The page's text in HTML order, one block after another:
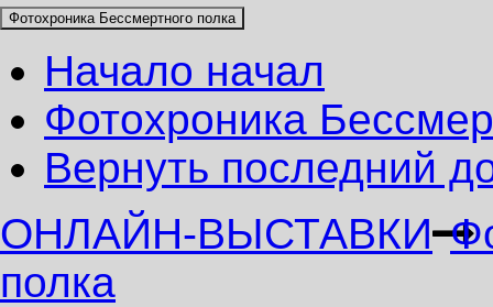
Фотохроника Бессмертного полка
Начало начал
Фотохроника
Вернуть последний
ОНЛАЙН-ВЫСТАВКИ
полка